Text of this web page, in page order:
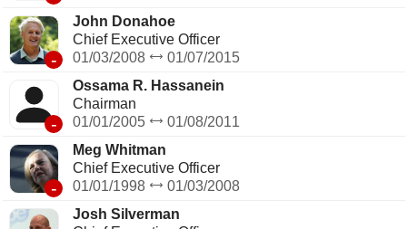
-
John Donahoe
Chief Executive Officer
01/03/2008
01/07/2015
-
Ossama R. Hassanein
Chairman
01/01/2005
01/08/2011
-
Meg Whitman
Chief Executive Officer
01/01/1998
01/03/2008
Josh Silverman